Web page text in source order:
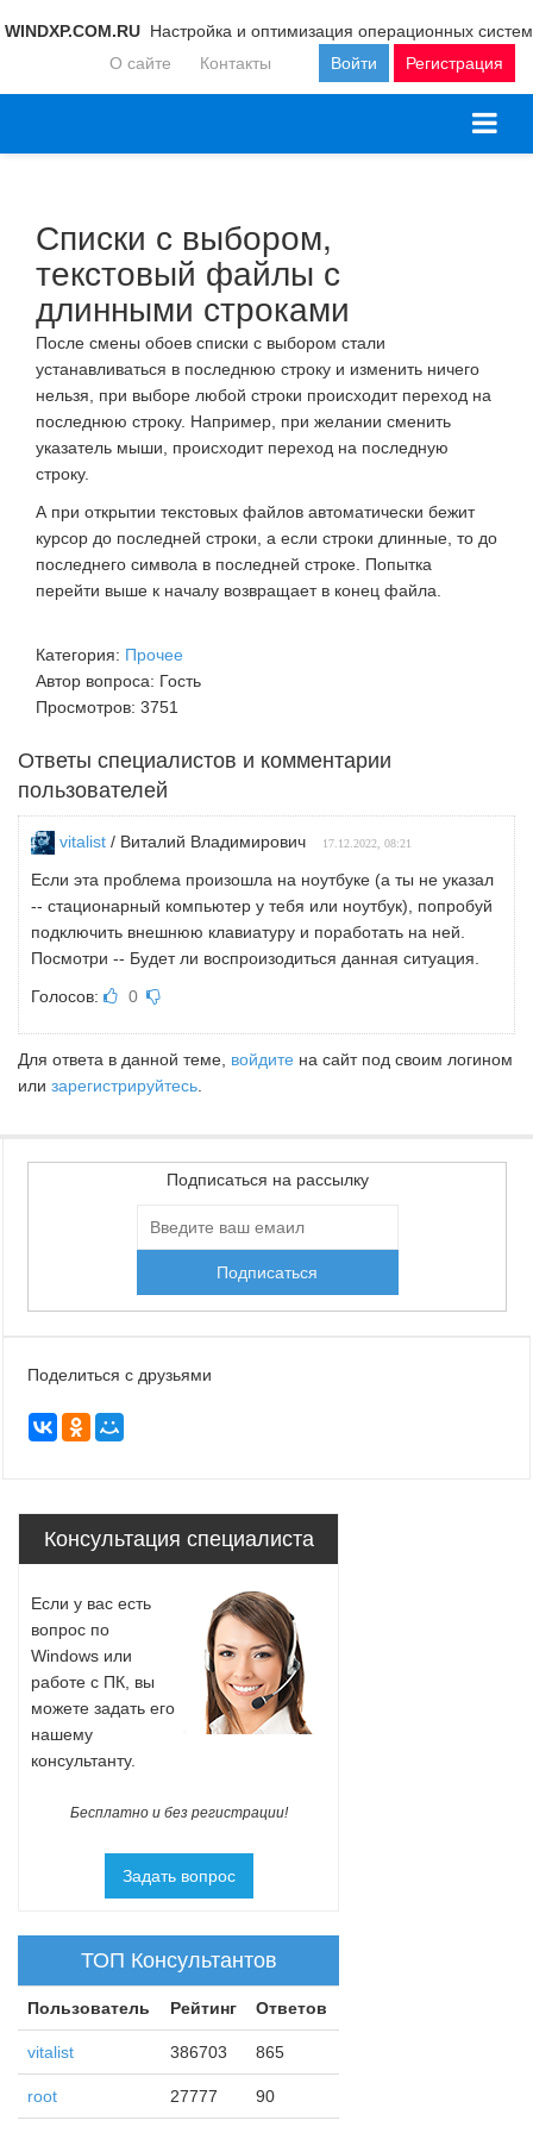
WINDXP.COM.RU Настройка и оптимизация операционных систем
Войти
Регистрация
О сайте Контакты
Списки с выбором,
текстовый файлы с
длинными строками
После смены обоев списки с выбором стали
устанавливаться в последнюю строку и изменить ничего
нельзя, при выборе любой строки происходит переход на
последнюю строку. Например, при желании сменить
указатель мыши, происходит переход на последную
строку.
А при открытии текстовых файлов автоматически бежит
курсор до последней строки, а если строки длинные, то до
последнего символа в последней строке. Попытка
перейти выше к началу возвращает в конец файла.
Категория: Прочее
Автор вопроса: Гость
Просмотров: 3751
Ответы специалистов и комментарии
пользователей
vitalist / Виталий Владимирович 17.12.2022, 08:21
Если эта проблема произошла на ноутбуке (а ты не указал
-- стационарный компьютер у тебя или ноутбук), попробуй
подключить внешнюю клавиатуру и поработать на ней.
Посмотри -- Будет ли воспроизодиться данная ситуация.
Голосов:
0
Для ответа в данной теме, войдите на сайт под своим логином
или зарегистрируйтесь.
Подписаться на рассылку
Поделиться с друзьями
Консультация специалиста
Если у вас есть
вопрос по
Windows или
работе с ПК, вы
можете задать его
нашему
консультанту.
Бесплатно и без регистрации!
Задать вопрос
ТОП Консультантов
Пользователь Рейтинг Ответов
vitalist 386703 865
root 27777 90